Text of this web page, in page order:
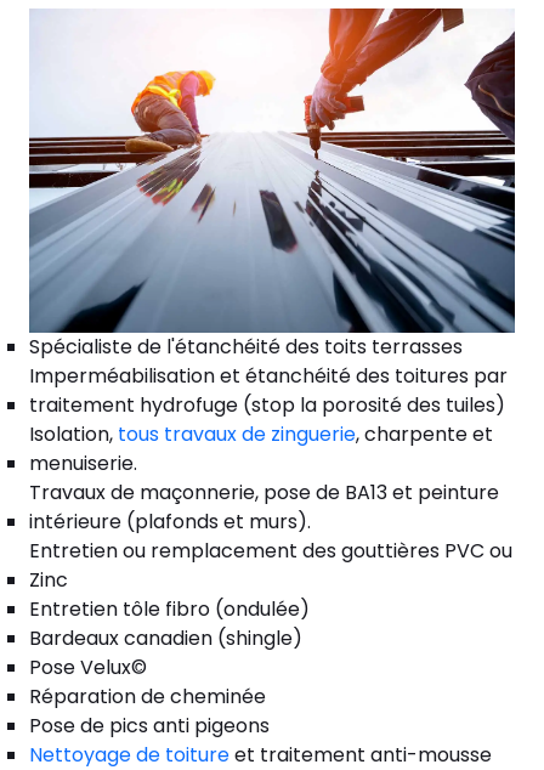
Spécialiste de l'étanchéité des toits terrasses
Imperméabilisation et étanchéité des toitures par
traitement hydrofuge (stop la porosité des tuiles)
Isolation, tous travaux de zinguerie, charpente et
menuiserie.
Travaux de maçonnerie, pose de BA13 et peinture
intérieure (plafonds et murs).
Entretien ou remplacement des gouttières PVC ou
Zinc
Entretien tôle fibro (ondulée)
Bardeaux canadien (shingle)
Pose Velux©
Réparation de cheminée
Pose de pics anti pigeons
Nettoyage de toitureet traitement anti-mousse